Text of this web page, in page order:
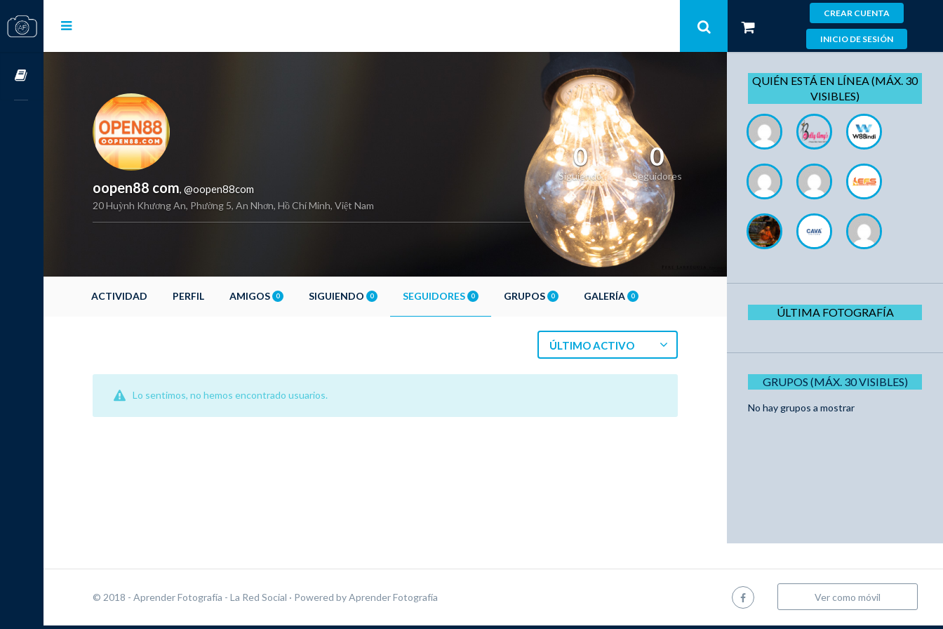
CREAR CUENTA
INICIO DE SESIÓN
oopen88 com, @oopen88com
20 Huỳnh Khương An, Phường 5, An Nhơn, Hồ Chí Minh, Việt Nam
0
Siguiendo
0
Seguidores
ACTIVIDAD PERFIL AMIGOS 0 SIGUIENDO 0 SEGUIDORES 0 GRUPOS 0 GALERÍA 0
ÚLTIMO ACTIVO
Lo sentimos, no hemos encontrado usuarios.
QUIÉN ESTÁ EN LÍNEA (MÁX. 30
VISIBLES)
ÚLTIMA FOTOGRAFÍA
GRUPOS (MÁX. 30 VISIBLES)
No hay grupos a mostrar
© 2018 - Aprender Fotografía - La Red Social · Powered byAprender Fotografía